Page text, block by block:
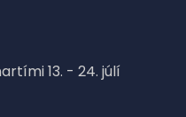
13. - 24. júlí